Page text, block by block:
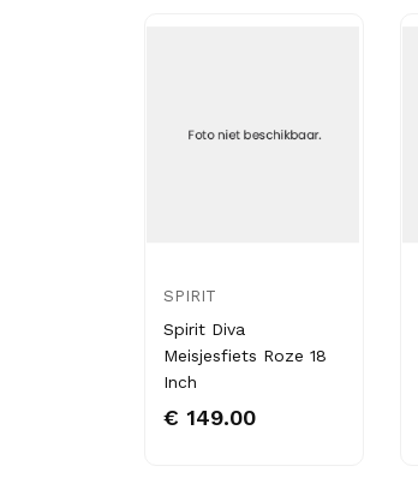
SPIRIT
Spirit Diva
Meisjesfiets Roze 18
Inch
€ 149.00